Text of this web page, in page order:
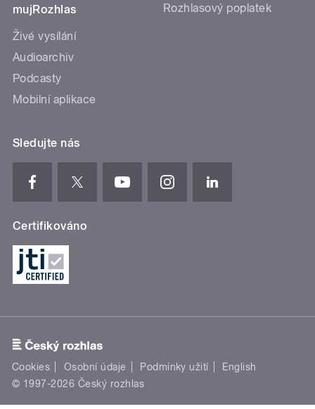
mujRozhlas
Živé vysílání
Audioarchiv
Podcasty
Mobilní aplikace
Rozhlasový poplatek
Sledujte nás
Certifikováno
Cookies Osobní údaje Podmínky užití
English
© 1997-2026 Český rozhlas